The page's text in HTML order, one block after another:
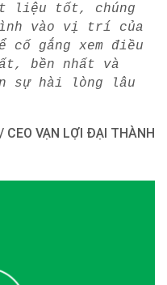
liệu tốt, chúng
vào vị trí của
cố gắng xem điều
bền nhất và
sự hài lòng lâu
/ CEO VẠN LỢI ĐẠI THÀNH